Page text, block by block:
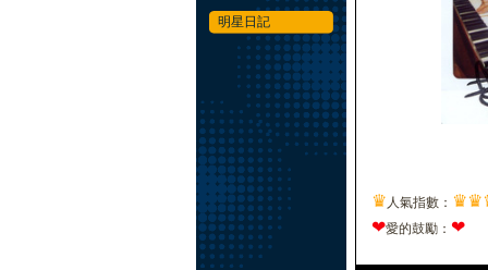
明星日記
♛ 人氣指數： ♛♛
❤愛的鼓勵： ❤